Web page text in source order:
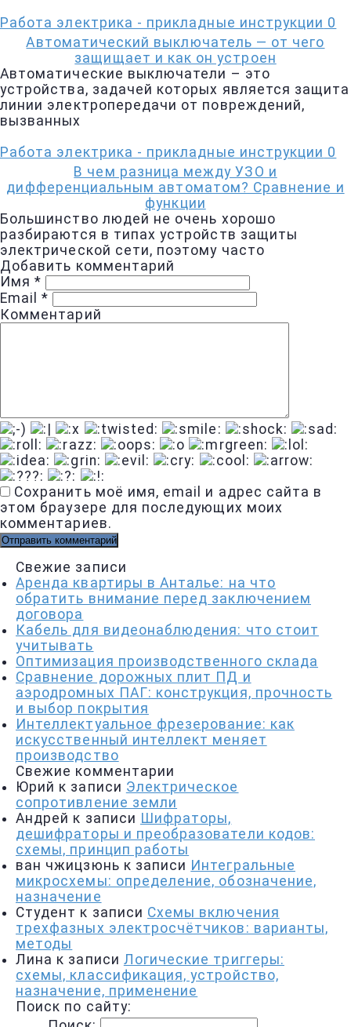
Работа электрика - прикладные инструкции 0
Автоматический выключатель — от чего
защищает и как он устроен
Автоматические выключатели – это
устройства, задачей которых является защита
линии электропередачи от повреждений,
вызванных
Работа электрика - прикладные инструкции 0
В чем разница между УЗО и
дифференциальным автоматом? Сравнение и
функции
Большинство людей не очень хорошо
разбираются в типах устройств защиты
электрической сети, поэтому часто
Добавить комментарий
Имя*
Email*
Комментарий
Сохранить моё имя, email и адрес сайта в
этом браузере для последующих моих
комментариев.
Свежие записи
Аренда квартиры в Анталье: на что
обратить внимание перед заключением
договора
Кабель для видеонаблюдения: что стоит
учитывать
Оптимизация производственного склада
Сравнение дорожных плит ПД и
аэродромных ПАГ: конструкция, прочность
и выбор покрытия
Интеллектуальное фрезерование: как
искусственный интеллект меняет
производство
Свежие комментарии
Юрий к записи Электрическое
сопротивление земли
Андрей к записи Шифраторы,
дешифраторы и преобразователи кодов:
схемы, принцип работы
ван чжицзюнь к записи Интегральные
микросхемы: определение, обозначение,
назначение
Студент к записи Схемы включения
трехфазных электросчётчиков: варианты,
методы
Лина к записи Логические триггеры:
схемы, классификация, устройство,
назначение, применение
Поиск по сайту: